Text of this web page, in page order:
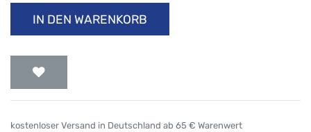
IN DEN WARENKORB
kostenloser Versand in Deutschland ab 65 € Warenwert